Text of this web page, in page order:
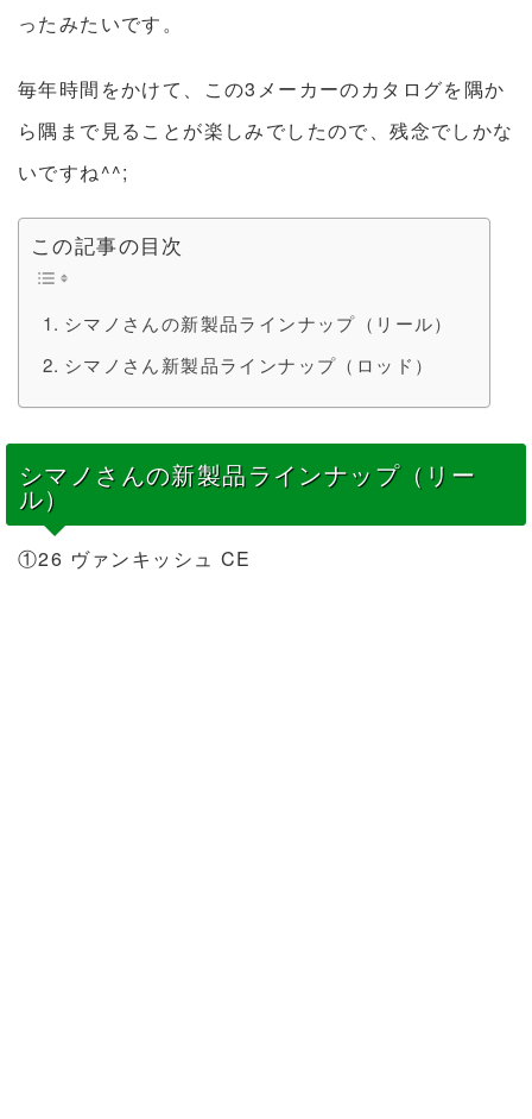
ったみたいです。
毎年時間をかけて、この3メーカーのカタログを隅か
ら隅まで見ることが楽しみでしたので、残念でしかな
いですね^^;
この記事の目次
シマノさんの新製品ラインナップ（リール）
シマノさん新製品ラインナップ（ロッド）
シマノさんの新製品ラインナップ（リー
ル）
①26 ヴァンキッシュ CE